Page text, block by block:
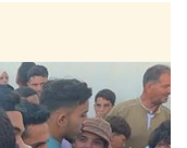
"التربية": تمديد فترة
10/آب/2026 08:54 ص
قوات الاحتلال تعتقل 3 مواطنين من محافظة جنين
10/آب/2026 08:52 ص